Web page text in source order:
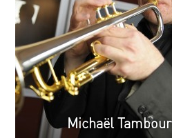
Michaël Tambour